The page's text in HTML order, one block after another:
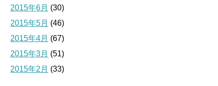
2015年6月 (30)
2015年5月 (46)
2015年4月 (67)
2015年3月 (51)
2015年2月 (33)